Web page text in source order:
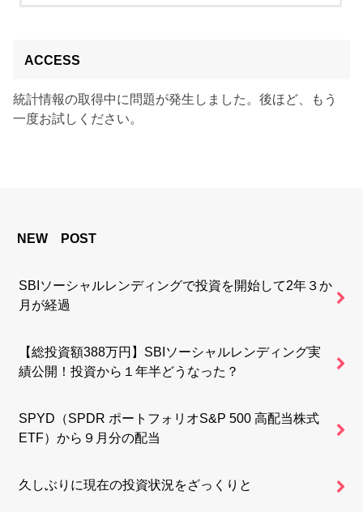
ACCESS
統計情報の取得中に問題が発生しました。後ほど、もう
一度お試しください。
NEW POST
SBIソーシャルレンディングで投資を開始して2年３か
月が経過
【総投資額388万円】SBIソーシャルレンディング実
績公開！投資から１年半どうなった？
SPYD（SPDR ポートフォリオS&P 500 高配当株式
ETF）から９月分の配当
久しぶりに現在の投資状況をざっくりと